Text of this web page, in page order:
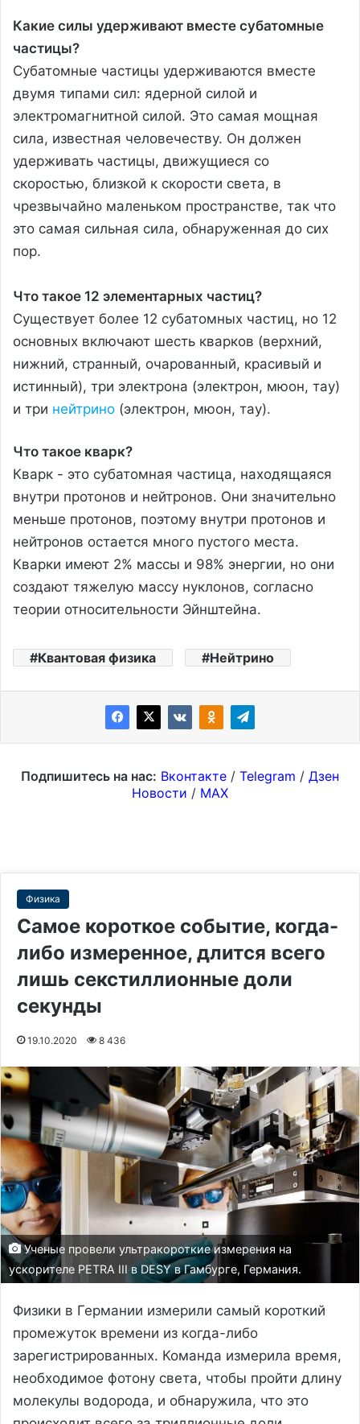
Какие силы удерживают вместе субатомные
частицы?
Субатомные частицы удерживаются вместе
двумя типами сил: ядерной силой и
электромагнитной силой. Это самая мощная
сила, известная человечеству. Он должен
удерживать частицы, движущиеся со
скоростью, близкой к скорости света, в
чрезвычайно маленьком пространстве, так что
это самая сильная сила, обнаруженная до сих
пор.
Что такое 12 элементарных частиц?
Существует более 12 субатомных частиц, но 12
основных включают шесть кварков (верхний,
нижний, странный, очарованный, красивый и
истинный), три электрона (электрон, мюон, тау)
и три нейтрино (электрон, мюон, тау).
Что такое кварк?
Кварк - это субатомная частица, находящаяся
внутри протонов и нейтронов. Они значительно
меньше протонов, поэтому внутри протонов и
нейтронов остается много пустого места.
Кварки имеют 2% массы и 98% энергии, но они
создают тяжелую массу нуклонов, согласно
теории относительности Эйнштейна.
Квантовая физика Нейтрино
Подпишитесь на нас: Вконтакте / Telegram / Дзен
Новости / MAX